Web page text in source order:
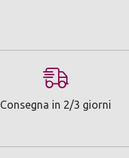
Consegna in 2/3 giorni